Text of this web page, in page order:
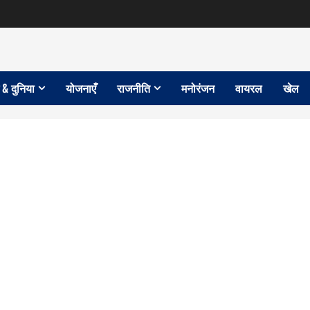
दुनिया योजनाएँ राजनीति मनोरंजन वायरल खेल